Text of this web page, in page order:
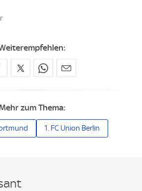
zum Thema:
1. FC Union Berlin